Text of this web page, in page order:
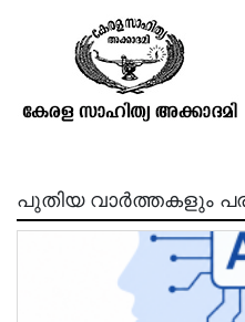
ദേവസേന
പുതിയ വാർത്തകളും